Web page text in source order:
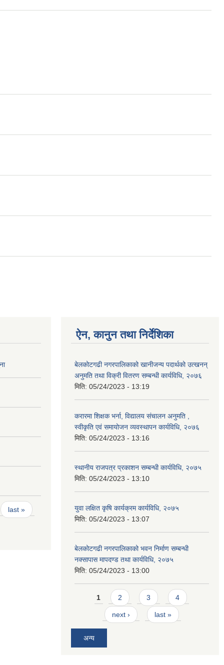
last »
ऐन, कानुन तथा निर्देशिका
बेलकोटगढी नगरपालिकाको खानीजन्य पदार्थको उत्खनन्
अनुमति तथा विक्री वितरण सम्बन्धी कार्यविधि, २०७६
मिति: 05/24/2023 - 13:19
करारमा शिक्षक भर्ना, विद्यालय संचालन अनुमति ,
स्वीकृति एवं समायोजन व्यवस्थापन कार्यविधि, २०७६
मिति: 05/24/2023 - 13:16
स्थानीय राजपत्र प्रकाशन सम्बन्धी कार्यविधि, २०७५
मिति: 05/24/2023 - 13:10
युवा लक्षित कृषि कार्यक्रम कार्यविधि, २०७५
मिति: 05/24/2023 - 13:07
बेलकोटगढी नगरपालिकाको भवन निर्माण सम्बन्धी
नक्सापास मापदण्ड तथा कार्यविधि, २०७५
मिति: 05/24/2023 - 13:00
Pages
1 2 3 4
next › last »
अन्य